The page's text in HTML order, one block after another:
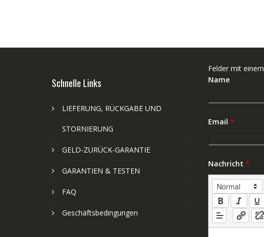
Schnelle Links
LIEFERUNG, RÜCKGABE UND
STORNIERUNG
GELD-ZURÜCK-GARANTIE
GARANTIEN & TESTEN
FAQ
Geschäftsbedingungen
Felder mit einem
Name
Email *
Nachricht *